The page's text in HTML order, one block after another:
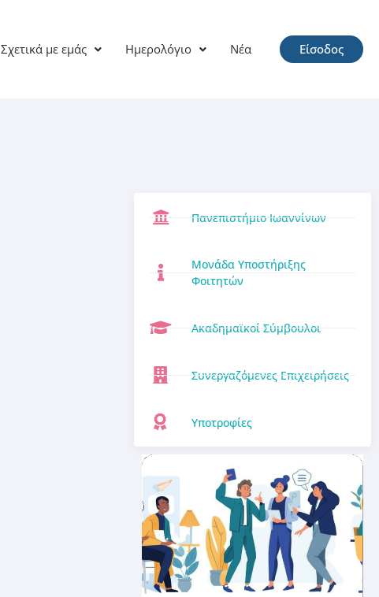
Σχετικά με εμάς Ημερολόγιο Νέα Είσοδος
Πανεπιστήμιο Ιωαννίνων
Μονάδα Υποστήριξης
Φοιτητών
Ακαδημαϊκοί Σύμβουλοι
Συνεργαζόμενες Επιχειρήσεις
Υποτροφίες